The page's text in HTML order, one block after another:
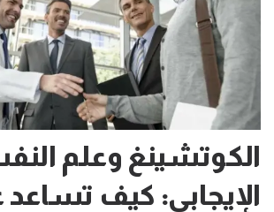
الكوتشينغ وعلم
الإيجابي: كيف